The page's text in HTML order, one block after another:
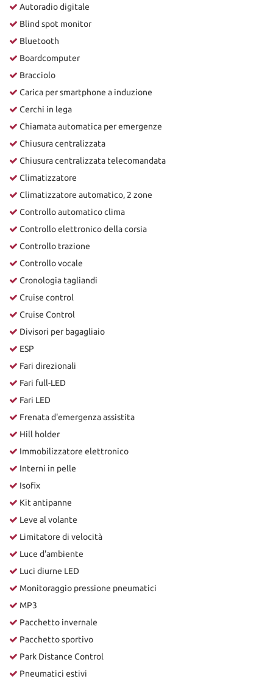
Autoradio digitale
Blind spot monitor
Bluetooth
Boardcomputer
Bracciolo
Carica per smartphone a induzione
Cerchi in lega
Chiamata automatica per emergenze
Chiusura centralizzata
Chiusura centralizzata telecomandata
Climatizzatore
Climatizzatore automatico, 2 zone
Controllo automatico clima
Controllo elettronico della corsia
Controllo trazione
Controllo vocale
Cronologia tagliandi
Cruise control
Cruise Control
Divisori per bagagliaio
ESP
Fari direzionali
Fari full-LED
Fari LED
Frenata d'emergenza assistita
Hill holder
Immobilizzatore elettronico
Interni in pelle
Isofix
Kit antipanne
Leve al volante
Limitatore di velocità
Luce d'ambiente
Luci diurne LED
Monitoraggio pressione pneumatici
MP3
Pacchetto invernale
Pacchetto sportivo
Park Distance Control
Pneumatici estivi